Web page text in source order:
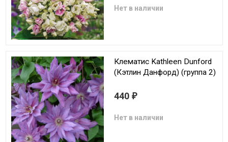
Нет в наличии
Клематис Kathleen Dunford
(Кэтлин Данфорд) (группа 2)
440 ₽
Нет в наличии